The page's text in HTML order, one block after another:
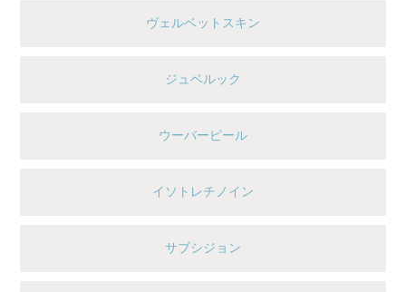
ヴェルベットスキン
ジュベルック
ウーバーピール
イソトレチノイン
サブシジョン